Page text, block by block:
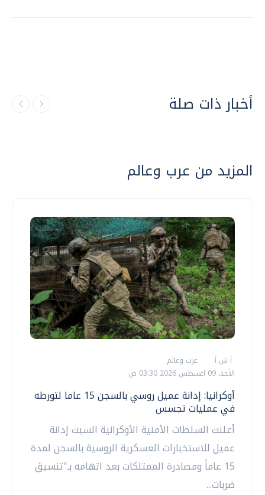
أخبار ذات صلة
المزيد من عرب وعالم
أ ش أ
عرب وعالم
الأحد، 09 اغسطس 2026 03:30 ص
أوكرانيا: إدانة عميل روسي بالسجن 15 عاما لتورطه
في عمليات تجسس
أعلنت السلطات الأمنية الأوكرانية السبت إدانة
عميل للاستخبارات العسكرية الروسية بالسجن لمدة
15 عاماً ومصادرة الممتلكات بعد اتهامه بـ"تنسيق
ضربات...